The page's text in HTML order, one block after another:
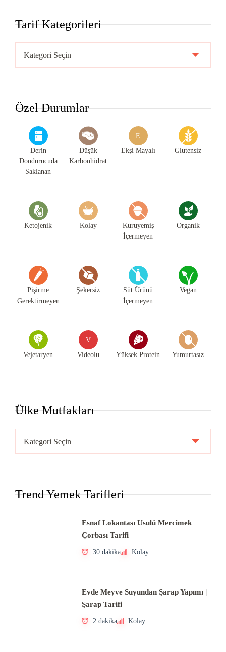
Tarif Kategorileri
Kategorileri
Özel Durumlar
Derin
Dondurucuda
Saklanan
Düşük
Karbonhidrat
E
Ekşi Mayalı Glutensiz
Ketojenik Kolay
Kuruyemiş
İçermeyen
Organik
Pişirme
Gerektirmeyen
Şekersiz
Süt Ürünü
İçermeyen
Vegan
Vejetaryen
V
Videolu Yüksek Protein Yumurtasız
Ülke Mutfakları
Mutfakları
Trend Yemek Tarifleri
Esnaf Lokantası Usulü Mercimek
Çorbası Tarifi
30 dakika Kolay
Evde Meyve Suyundan Şarap Yapımı |
Şarap Tarifi
2 dakika Kolay